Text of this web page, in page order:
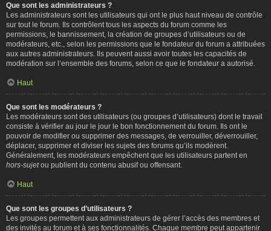
Que sont les administrateurs ?
Les administrateurs sont les utilisateurs qui ont le plus haut niveau de contrôle
sur tout le forum. Ils contrôlent tous les aspects du forum comme les
permissions, le bannissement, la création de groupes d’utilisateurs ou de
modérateurs, etc., selon les permissions que le fondateur du forum a attribuées
aux autres administrateurs. Ils peuvent aussi avoir toutes les capacités de
modération sur l’ensemble des forums, selon ce que le fondateur a autorisé.
Haut
Que sont les modérateurs ?
Les modérateurs sont des utilisateurs (ou groupes d’utilisateurs) dont le travail
consiste à vérifier au jour le jour le bon fonctionnement du forum. Ils ont le
pouvoir de modifier ou supprimer des messages, de verrouiller, déverrouiller,
déplacer, supprimer et diviser les sujets des forums qu’ils modèrent.
Généralement, les modérateurs empêchent que les utilisateurs partent en
hors-sujetou publient du contenu abusif ou offensant.
Haut
Que sont les groupes d’utilisateurs ?
Les groupes permettent aux administrateurs de gérer l’accès des membres et
des invités au forum et à ses fonctionnalités. Chaque membre peut appartenir